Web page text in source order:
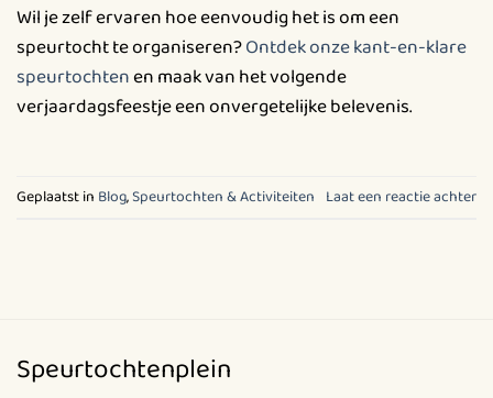
Wil je zelf ervaren hoe eenvoudig het is om een
speurtocht te organiseren?Ontdek onze kant-en-klare
speurtochtenen maak van het volgende
verjaardagsfeestje een onvergetelijke belevenis.
Geplaatst in Blog,Speurtochten & Activiteiten Laat een reactie achter
Speurtochtenplein